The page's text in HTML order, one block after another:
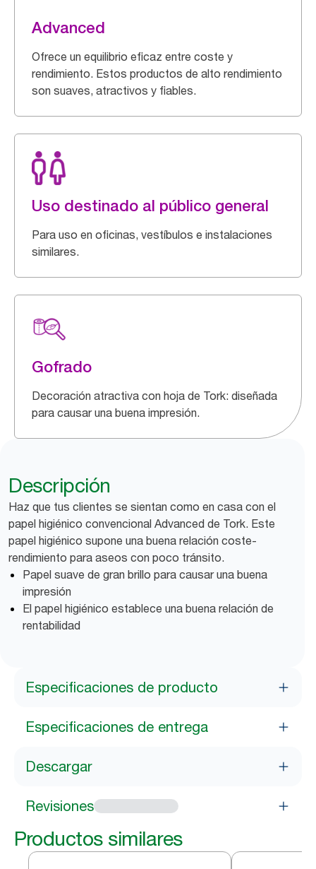
Advanced
Ofrece un equilibrio eficaz entre coste y
rendimiento. Estos productos de alto rendimiento
son suaves, atractivos y fiables.
Uso destinado al público general
Para uso en oficinas, vestíbulos e instalaciones
similares.
Gofrado
Decoración atractiva con hoja de Tork: diseñada
para causar una buena impresión.
Descripción
Haz que tus clientes se sientan como en casa con el
papel higiénico convencional Advanced de Tork. Este
papel higiénico supone una buena relación coste-
rendimiento para aseos con poco tránsito.
Papel suave de gran brillo para causar una buena
impresión
El papel higiénico establece una buena relación de
rentabilidad
Especificaciones de producto
Especificaciones de entrega
Descargar
Revisiones
Productos similares